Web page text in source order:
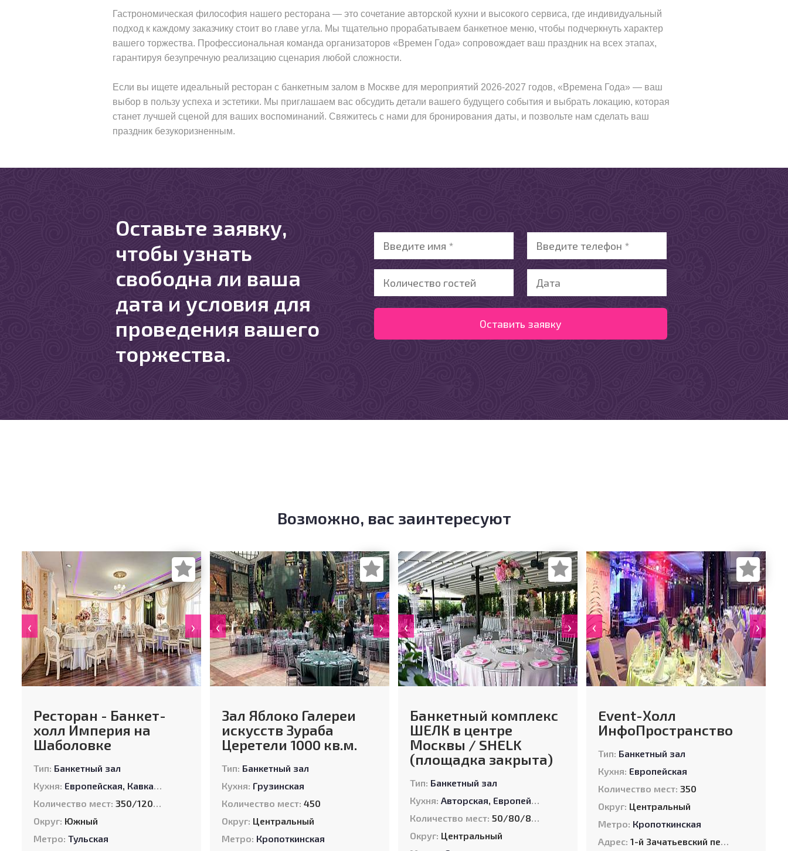
Гастрономическая философия нашего ресторана — это сочетание авторской кухни и высокого сервиса, где индивидуальный
подход к каждому заказчику стоит во главе угла. Мы тщательно прорабатываем банкетное меню, чтобы подчеркнуть характер
вашего торжества. Профессиональная команда организаторов «Времен Года» сопровождает ваш праздник на всех этапах,
гарантируя безупречную реализацию сценария любой сложности.
Если вы ищете идеальный ресторан с банкетным залом в Москве для мероприятий 2026-2027 годов, «Времена Года» — ваш
выбор в пользу успеха и эстетики. Мы приглашаем вас обсудить детали вашего будущего события и выбрать локацию, которая
станет лучшей сценой для ваших воспоминаний. Свяжитесь с нами для бронирования даты, и позвольте нам сделать ваш
праздник безукоризненным.
Оставьте заявку,
чтобы узнать
свободна ли ваша
дата и условия для
проведения вашего
торжества.
Возможно, вас заинтересуют
‹ ›
Ресторан - Банкет-
холл Империя на
Шаболовке
Тип: Банкетный зал
Кухня: Европейская, Кавказская ,Татарская
Количество мест: 350/120/60/40/30/30
Округ: Южный
Метро: Тульская
‹ ›
Зал Яблоко Галереи
искусств Зураба
Церетели 1000 кв.м.
Тип: Банкетный зал
Кухня: Грузинская
Количество мест: 450
Округ: Центральный
Метро: Кропоткинская
‹ ›
Банкетный комплекс
ШЕЛК в центре
Москвы / SHELK
(площадка закрыта)
Тип: Банкетный зал
Кухня: Авторская, Европейская
Количество мест: 50/80/80/80/150/ 180/200/400
Округ: Центральный
‹ ›
Event-Холл
ИнфоПространство
Тип: Банкетный зал
Кухня: Европейская
Количество мест: 350
Округ: Центральный
Метро: Кропоткинская
Адрес: 1-й Зачатьевский пер., д. 4